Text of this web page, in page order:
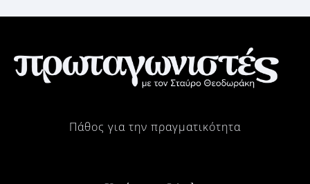
Πάθος για την πραγματικότητα